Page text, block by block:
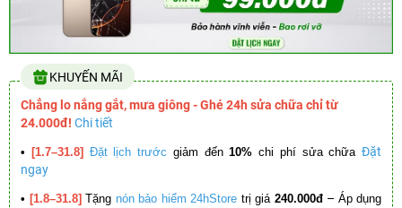
KHUYẾN MÃI
Chẳng lo nắng gắt, mưa giông - Ghé 24h sửa chữa chỉ từ
24.000đ! Chi tiết
• [1.7–31.8] Đặt lịch trước giảm đến10% chi phí sửa chữa Đặt
ngay
• [1.8–31.8] Tặng nón bảo hiểm 24hStore trị giá 240.000đ – Áp dụng